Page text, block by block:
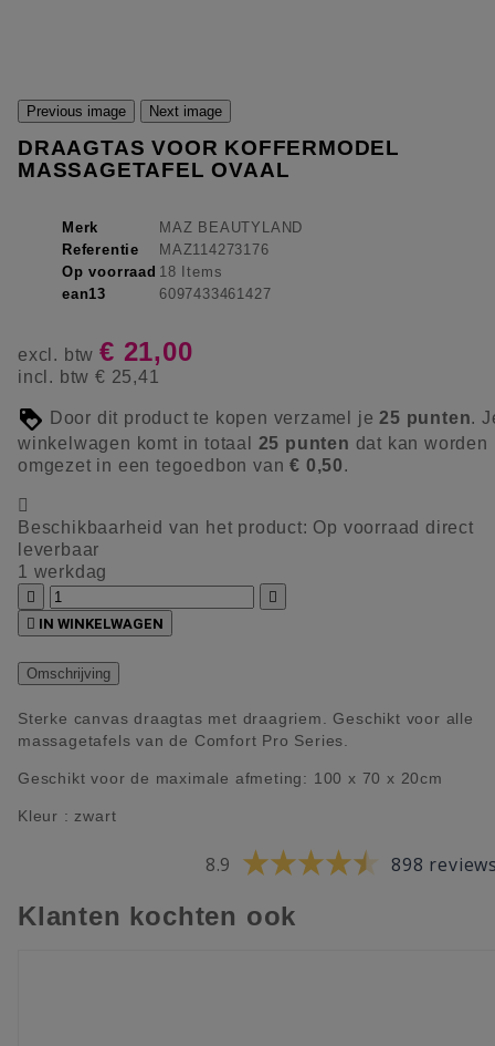
Previous image Next image
DRAAGTAS VOOR KOFFERMODEL
MASSAGETAFEL OVAAL
Merk
MAZ BEAUTYLAND
Referentie
MAZ114273176
Op voorraad 18 Items
ean13
6097433461427
excl. btw € 21,00
incl. btw € 25,41
Door dit product te kopen verzamel je25 punten.
winkelwagen komt in totaal 25 punten dat kan worden
omgezet in een tegoedbon van€ 0,50.

Beschikbaarheid van het product: Op voorraad direct
leverbaar
1 werkdag


 IN WINKELWAGEN
Omschrijving
Sterke canvas draagtas met draagriem. Geschikt voor alle
massagetafels van de Comfort Pro Series.
Geschikt voor de maximale afmeting: 100 x 70 x 20cm
Kleur : zwart
8.9 898
Klanten kochten ook